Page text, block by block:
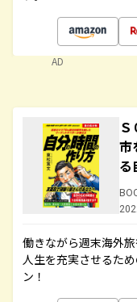
AD
市
る
働きながら週末海外
人生を充実させるた
ン！